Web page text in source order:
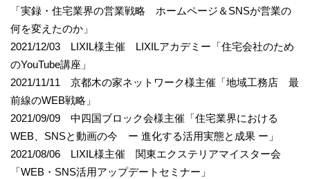
「実録・住宅業界の営業戦略 ホームページ＆SNSが営業の
何を変えたのか」
2021/12/03 LIXIL様主催 LIXILアカデミー「住宅会社のため
のYouTube講座」
2021/11/11 京都木の家ネットワーク様主催「地域工務店 最
前線のWEB戦略」
2021/09/09 中四国ブロック会様主催「住宅業界における
WEB、SNSと動画の今 ー 進化する活用実態と成果 ー」
2021/08/06 LIXIL様主催 関東エクステリアマイスター会
「WEB・SNS活用アップデートセミナー」